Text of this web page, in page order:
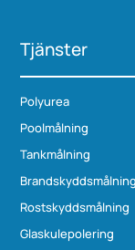
Tjänster
Polyurea
Poolmålning
Tankmålning
Brandskyddsmålning
Rostskyddsmålning
Glaskulepolering